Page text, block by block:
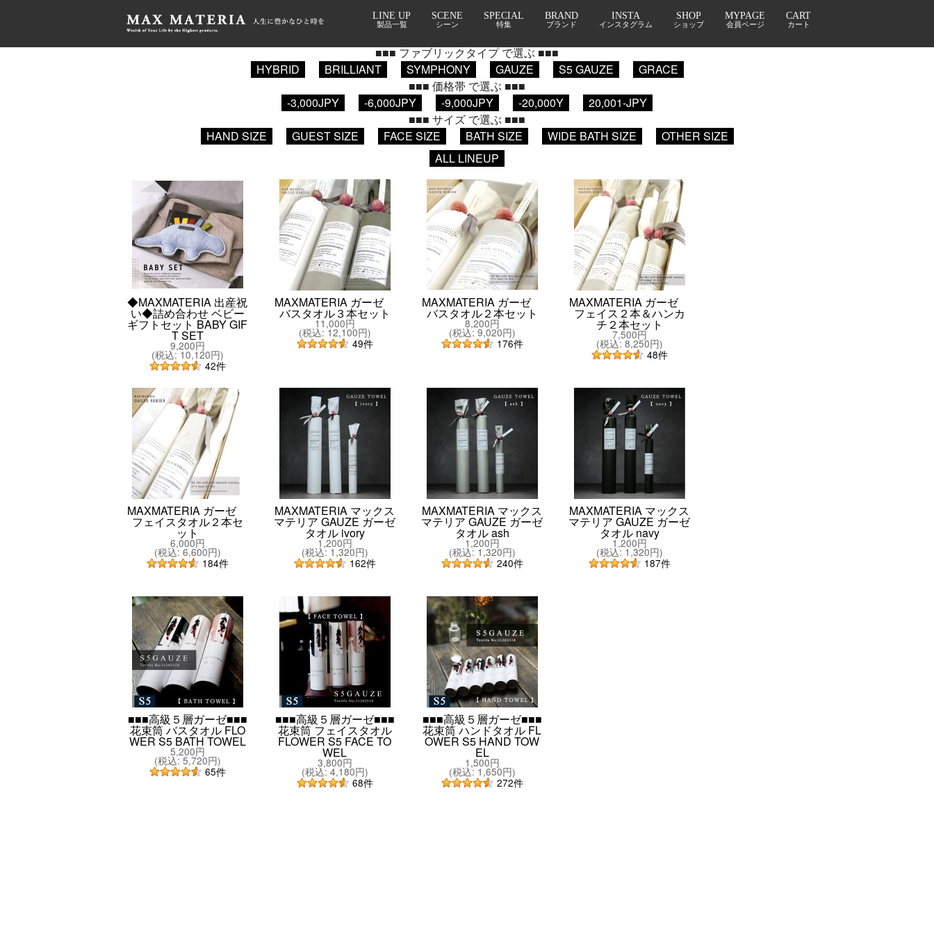
LINE UP
製品一覧
SCENE
シーン
SPECIAL
特集
BRAND
ブランド
INSTA
インスタグラム
SHOP
ショップ
MYPAGE
会員ページ
CART
カート
■■■ パッケージ で選ぶ ■■■
■■■ ファブリックタイプ で選ぶ ■■■
HYBRID
BRILLIANT SYMPHONY GAUZE S5 GAUZE
GRACE
■■■ 価格帯 で選ぶ ■■■
-3,000JPY
-6,000JPY -9,000JPY -20,000Y
20,001-JPY
■■■ サイズ で選ぶ ■■■
HAND SIZE
GUEST SIZE FACE SIZE BATH SIZE WIDE BATH SIZE
OTHER SIZE
ALL LINEUP
◆MAXMATERIA 出産祝
い◆詰め合わせ ベビー
ギフトセット BABY GIF
T SET
9,200円
(税込: 10,120円)
42件
MAXMATERIA ガーゼ
バスタオル３本セット
11,000円
(税込: 12,100円)
49件
MAXMATERIA ガーゼ
バスタオル２本セット
8,200円
(税込: 9,020円)
176件
MAXMATERIA ガーゼ
フェイス２本＆ハンカ
チ２本セット
7,500円
(税込: 8,250円)
48件
MAXMATERIA ガーゼ
フェイスタオル２本セ
ット
6,000円
(税込: 6,600円)
184件
MAXMATERIA マックス
マテリア GAUZE ガーゼ
タオル ivory
1,200円
(税込: 1,320円)
162件
MAXMATERIA マックス
マテリア GAUZE ガーゼ
タオル ash
1,200円
(税込: 1,320円)
240件
MAXMATERIA マックス
マテリア GAUZE ガーゼ
タオル navy
1,200円
(税込: 1,320円)
187件
■■■高級５層ガーゼ■■■
花束筒 バスタオル FLO
WER S5 BATH TOWEL
5,200円
(税込: 5,720円)
65件
■■■高級５層ガーゼ■■■
花束筒 フェイスタオル
FLOWER S5 FACE TO
WEL
3,800円
(税込: 4,180円)
68件
■■■高級５層ガーゼ■■■
花束筒 ハンドタオル FL
OWER S5 HAND TOW
EL
1,500円
(税込: 1,650円)
272件